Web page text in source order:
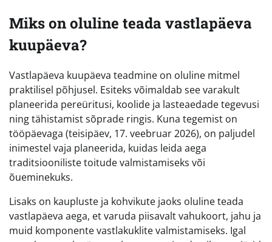
Miks on oluline teada vastlapäeva
kuupäeva?
Vastlapäeva kuupäeva teadmine on oluline mitmel
praktilisel põhjusel. Esiteks võimaldab see varakult
planeerida pereüritusi, koolide ja lasteaedade tegevusi
ning tähistamist sõprade ringis. Kuna tegemist on
tööpäevaga (teisipäev, 17. veebruar 2026), on paljudel
inimestel vaja planeerida, kuidas leida aega
traditsiooniliste toitude valmistamiseks või
õueminekuks.
Lisaks on kaupluste ja kohvikute jaoks oluline teada
vastlapäeva aega, et varuda piisavalt vahukoort, jahu ja
muid komponente vastlakuklite valmistamiseks. Igal